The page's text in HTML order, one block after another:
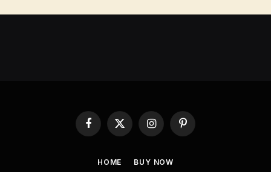
Facebook
X
(Twitter)
InstagramPinterest
HOME BUY NOW